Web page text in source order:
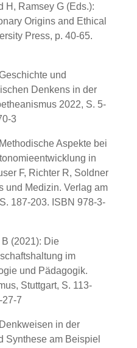
H, Ramsey G (Eds.):
Origins and Ethical
Press, p. 40-65.
und
Denkens in der
2022, S. 5-
3
Aspekte bei
in
F, Richter R, Soldner
und Medizin. Verlag am
187-203. ISBN 978-3-
(2021): Die
im
und Pädagogik.
Stuttgart, S. 113-
27-7
in der
Synthese am Beispiel